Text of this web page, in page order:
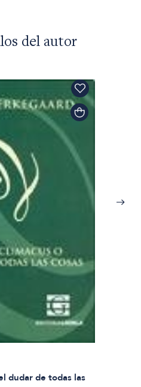
del autor
dudar de todas las